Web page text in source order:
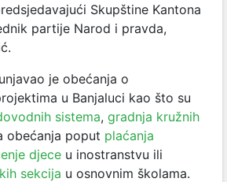
Skupštine Kantona
partije Narod i pravda,
je obećanja o
u Banjaluci kao što su
sistema, gradnja kružnih
obećanja poput plaćanja
djece u inostranstvu ili
sekcija u osnovnim školama.